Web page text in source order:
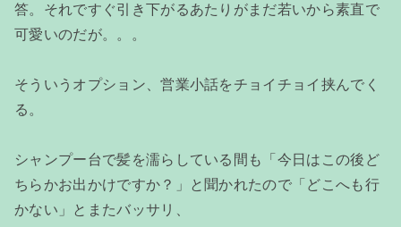
答。それですぐ引き下がるあたりがまだ若いから素直で
可愛いのだが。。。
そういうオプション、営業小話をチョイチョイ挟んでく
る。
シャンプー台で髪を濡らしている間も「今日はこの後ど
ちらかお出かけですか？」と聞かれたので「どこへも行
かない」とまたバッサリ、